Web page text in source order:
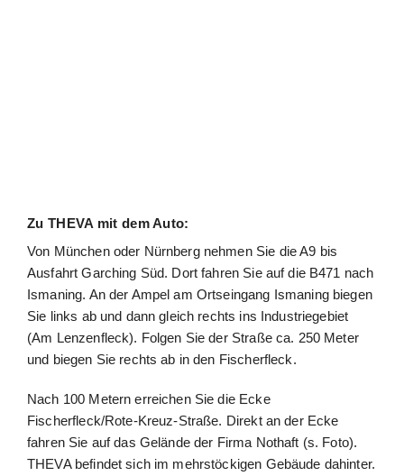
Zu THEVA mit dem Auto:
Von München oder Nürnberg nehmen Sie die A9 bis
Ausfahrt Garching Süd. Dort fahren Sie auf die B471 nach
Ismaning. An der Ampel am Ortseingang Ismaning biegen
Sie links ab und dann gleich rechts ins Industriegebiet
(Am Lenzenfleck). Folgen Sie der Straße ca. 250 Meter
und biegen Sie rechts ab in den Fischerfleck.
Nach 100 Metern erreichen Sie die Ecke
Fischerfleck/Rote-Kreuz-Straße. Direkt an der Ecke
fahren Sie auf das Gelände der Firma Nothaft (s. Foto).
THEVA befindet sich im mehrstöckigen Gebäude dahinter.